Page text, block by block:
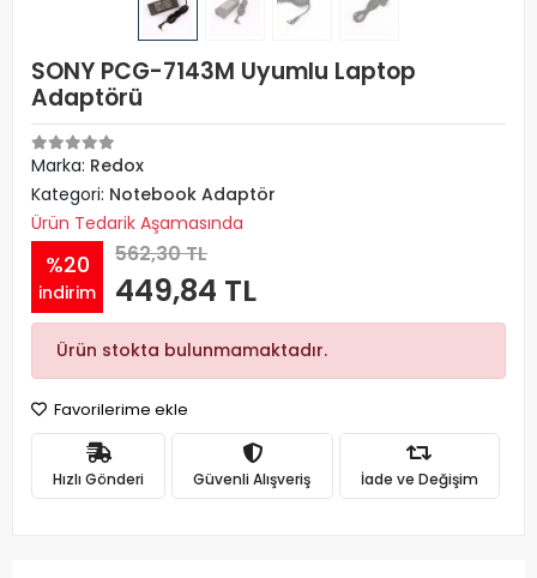
SONY PCG-7143M Uyumlu Laptop
Adaptörü
Marka: Redox
Kategori: Notebook Adaptör
Ürün Tedarik Aşamasında
%20
indirim
562,30 TL
449,84 TL
Ürün stokta bulunmamaktadır.
Favorilerime ekle
Hızlı Gönderi Güvenli Alışveriş İade ve Değişim